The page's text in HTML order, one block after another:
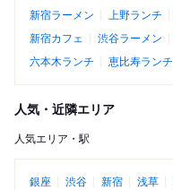
新宿ラーメン
上野ランチ
新宿カフェ
渋谷ラーメン
六本木ランチ
恵比寿ランチ
人気・近隣エリア
人気エリア・駅
銀座 渋谷 新宿 浅草